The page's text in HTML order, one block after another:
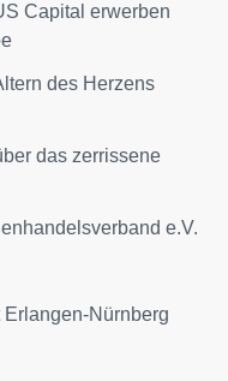
Capital erwerben
des Herzens
das zerrissene
e.V.
Nürnberg